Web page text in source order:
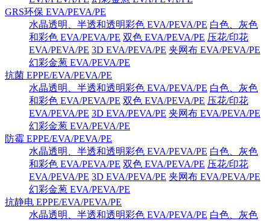
GRS环保 EVA/PEVA/PE
水晶透明、半透和透明彩色 EVA/PEVA/PE 白色、灰色
和彩色 EVA/PEVA/PE 双色 EVA/PEVA/PE 压花/印花
EVA/PEVA/PE 3D EVA/PEVA/PE 夹网布 EVA/PEVA/PE
幻彩金葱 EVA/PEVA/PE
抗菌 EPPE/EVA/PEVA/PE
水晶透明、半透和透明彩色 EVA/PEVA/PE 白色、灰色
和彩色 EVA/PEVA/PE 双色 EVA/PEVA/PE 压花/印花
EVA/PEVA/PE 3D EVA/PEVA/PE 夹网布 EVA/PEVA/PE
幻彩金葱 EVA/PEVA/PE
防霉 EPPE/EVA/PEVA/PE
水晶透明、半透和透明彩色 EVA/PEVA/PE 白色、灰色
和彩色 EVA/PEVA/PE 双色 EVA/PEVA/PE 压花/印花
EVA/PEVA/PE 3D EVA/PEVA/PE 夹网布 EVA/PEVA/PE
幻彩金葱 EVA/PEVA/PE
抗静电 EPPE/EVA/PEVA/PE
水晶透明、半透和透明彩色 EVA/PEVA/PE 白色、灰色